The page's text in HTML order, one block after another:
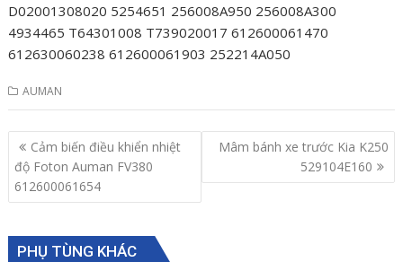
D02001308020 5254651 256008A950 256008A300
4934465 T64301008 T739020017 612600061470
612630060238 612600061903 252214A050
AUMAN
Post
navigation
Cảm biến điều khiển nhiệt
độ Foton Auman FV380
612600061654
Mâm bánh xe trước Kia K250
529104E160
PHỤ TÙNG KHÁC